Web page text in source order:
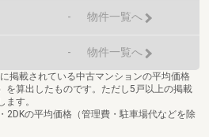
- 物件一覧へ
- 物件一覧へ
掲載されている中古マンションの平均価格
を算出したものです。ただし5戸以上の掲載
す。
2DKの平均価格（管理費・駐車場代などを除